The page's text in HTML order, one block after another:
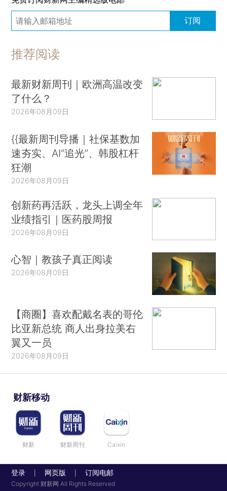
订阅
推荐阅读
最新财新周刊｜欧洲高温改变
了什么？
2026年08月09日
{{最新周刊导播｜社保基数加
速夯实、AI“追光”、韩股杠杆
狂潮
2026年08月09日
创新药再活跃，龙头上调全年
业绩指引｜医药股周报
2026年08月09日
心智｜教孩子真正阅读
2026年08月09日
【商圈】喜欢配戴名表的哥伦
比亚新总统 商人出身拉美右
翼又一员
2026年08月09日
财新移动
财新 财新周刊 Caixin
登录 网页版 订阅电邮
Copyright 财新网 All Rights Reserved